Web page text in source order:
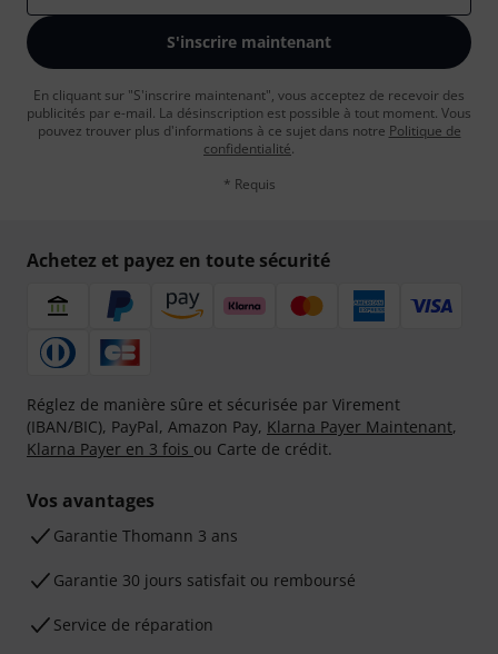
S'inscrire maintenant
En cliquant sur "S'inscrire maintenant", vous acceptez de recevoir des
publicités par e-mail. La désinscription est possible à tout moment. Vous
pouvez trouver plus d'informations à ce sujet dans notre Politique de
confidentialité.
* Requis
Achetez et payez en toute sécurité
Réglez de manière sûre et sécurisée par Virement
(IBAN/BIC), PayPal, Amazon Pay, Klarna Payer Maintenant,
Klarna Payer en 3 fois ou Carte de crédit.
Vos avantages
Ga­ran­tie Thomann 3 ans
Garantie 30 jours satisfait ou remboursé
Service de réparation